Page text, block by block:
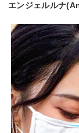
エンジェルルナ